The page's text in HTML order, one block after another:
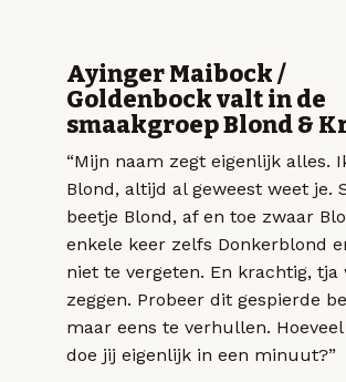
Ayinger Maibock /
Goldenbock valt in de
smaakgroep Blond &
“Mijn naam zegt eigenlijk alles.
Blond, altijd al geweest weet je.
beetje Blond, af en toe zwaar
enkele keer zelfs Donkerblond
niet te vergeten. En krachtig, tja
zeggen. Probeer dit gespierde
maar eens te verhullen.
doe jij eigenlijk in een minuut?”